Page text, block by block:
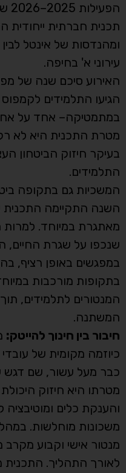
תכנית חברתית ייחודית
ומהנדסות של אינטל
עירוני א' בחיפה.
האירוע סיכם שנה של
הגיעו התלמידים לקמפוס
במתמטיקה– אחד על
מטרת התכנית היא לא רק
בעיקר חיזוק הביטחון
התלמידים.
המשכיות גם בתקופה
השנה התקיימה התכנית
מאתגרת במיוחד. למרות
שנכפו על שגרת החיים,
במפגשים באופן רציף,
בתקופות מורכבות
המנטורים לתלמידים,
המשתנה.
חיבור בין חינוך להייטק:
כיוזמה מקומית של עובדי
כבר מעל עשור, שם דגש
מטרתו היא חיזוק היכולת
והענקת כלים
משכונות מוחלשות.
מנטור אישי וקבוע
לאורך התהליך.